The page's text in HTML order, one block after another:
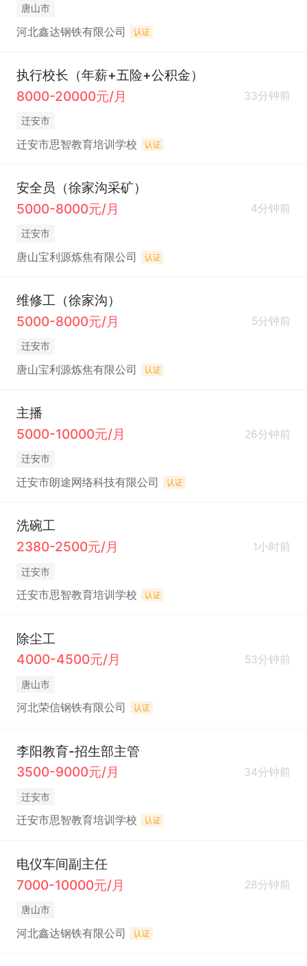
唐山市
河北鑫达钢铁有限公司 认证
执行校长（年薪+五险+公积金）
8000-20000元/月
33分钟前
迁安市
迁安市思智教育培训学校 认证
安全员（徐家沟采矿）
5000-8000元/月
4分钟前
迁安市
唐山宝利源炼焦有限公司 认证
维修工（徐家沟）
5000-8000元/月
5分钟前
迁安市
唐山宝利源炼焦有限公司 认证
主播
5000-10000元/月
26分钟前
迁安市
迁安市朗途网络科技有限公司 认证
洗碗工
2380-2500元/月
1小时前
迁安市
迁安市思智教育培训学校 认证
除尘工
4000-4500元/月
53分钟前
唐山市
河北荣信钢铁有限公司 认证
李阳教育-招生部主管
3500-9000元/月
34分钟前
迁安市
迁安市思智教育培训学校 认证
电仪车间副主任
7000-10000元/月
28分钟前
唐山市
河北鑫达钢铁有限公司 认证